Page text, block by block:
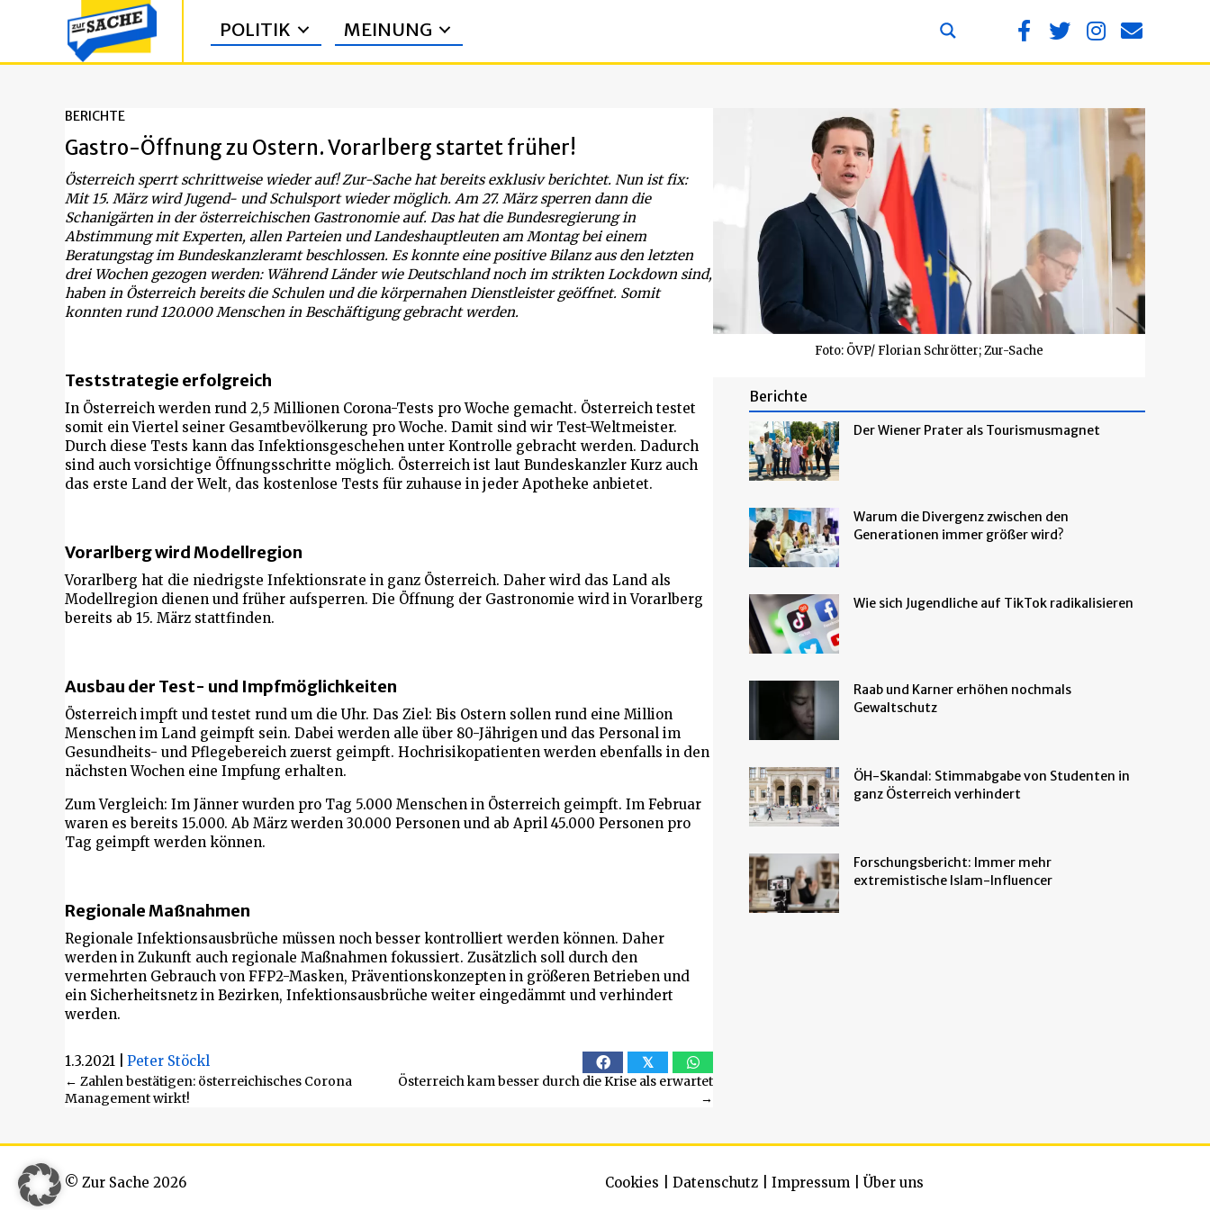
POLITIK MEINUNG
BERICHTE
Gastro-Öffnung zu Ostern. Vorarlberg startet früher!
Österreich sperrt schrittweise wieder auf! Zur-Sache hat bereits exklusiv berichtet. Nun ist fix:
Mit 15. März wird Jugend- und Schulsport wieder möglich. Am 27. März sperren dann die
Schanigärten in der österreichischen Gastronomie auf. Das hat die Bundesregierung in
Abstimmung mit Experten, allen Parteien und Landeshauptleuten am Montag bei einem
Beratungstag im Bundeskanzleramt beschlossen. Es konnte eine positive Bilanz aus den letzten
drei Wochen gezogen werden: Während Länder wie Deutschland noch im strikten Lockdown sind,
haben in Österreich bereits die Schulen und die körpernahen Dienstleister geöffnet. Somit
konnten rund 120.000 Menschen in Beschäftigung gebracht werden.
Teststrategie erfolgreich
In Österreich werden rund 2,5 Millionen Corona-Tests pro Woche gemacht. Österreich testet
somit ein Viertel seiner Gesamtbevölkerung pro Woche. Damit sind wir Test-Weltmeister.
Durch diese Tests kann das Infektionsgeschehen unter Kontrolle gebracht werden. Dadurch
sind auch vorsichtige Öffnungsschritte möglich. Österreich ist laut Bundeskanzler Kurz auch
das erste Land der Welt, das kostenlose Tests für zuhause in jeder Apotheke anbietet.
Vorarlberg wird Modellregion
Vorarlberg hat die niedrigste Infektionsrate in ganz Österreich. Daher wird das Land als
Modellregion dienen und früher aufsperren. Die Öffnung der Gastronomie wird in Vorarlberg
bereits ab 15. März stattfinden.
Ausbau der Test- und Impfmöglichkeiten
Österreich impft und testet rund um die Uhr. Das Ziel: Bis Ostern sollen rund eine Million
Menschen im Land geimpft sein. Dabei werden alle über 80-Jährigen und das Personal im
Gesundheits- und Pflegebereich zuerst geimpft. Hochrisikopatienten werden ebenfalls in den
nächsten Wochen eine Impfung erhalten.
Zum Vergleich: Im Jänner wurden pro Tag 5.000 Menschen in Österreich geimpft. Im Februar
waren es bereits 15.000. Ab März werden 30.000 Personen und ab April 45.000 Personen pro
Tag geimpft werden können.
Regionale Maßnahmen
Regionale Infektionsausbrüche müssen noch besser kontrolliert werden können. Daher
werden in Zukunft auch regionale Maßnahmen fokussiert. Zusätzlich soll durch den
vermehrten Gebrauch von FFP2-Masken, Präventionskonzepten in größeren Betrieben und
ein Sicherheitsnetz in Bezirken, Infektionsausbrüche weiter eingedämmt und verhindert
werden.
1.3.2021 Peter Stöckl 𝕏
Beitragsnavigation
← Zahlen bestätigen: österreichisches Corona
Management wirkt!
Österreich kam besser durch die Krise als erwartet
→
Foto: ÖVP/ Florian Schrötter; Zur-Sache
Berichte
Der Wiener Prater als Tourismusmagnet
Warum die Divergenz zwischen den
Generationen immer größer wird?
Wie sich Jugendliche auf TikTok radikalisieren
Raab und Karner erhöhen nochmals
Gewaltschutz
ÖH-Skandal: Stimmabgabe von Studenten in
ganz Österreich verhindert
Forschungsbericht: Immer mehr
extremistische Islam-Influencer
© Zur Sache 2026 Cookies Datenschutz Impressum Über uns